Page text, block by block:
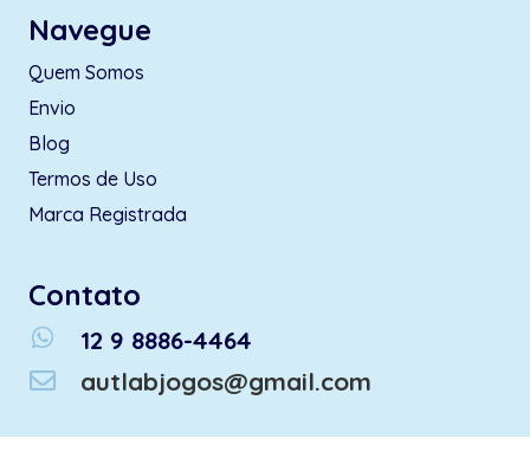
Navegue
Quem Somos
Envio
Blog
Termos de Uso
Marca Registrada
Contato
whatsapp
12 9 8886-4464
autlabjogos@gmail.com